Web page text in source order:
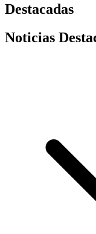
Destacadas
Noticias